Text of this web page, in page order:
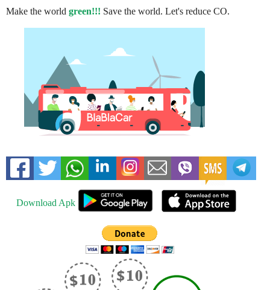
Make the world green!!! Save the world. Let's reduce CO.
Download Apk